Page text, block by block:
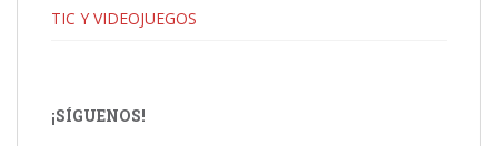
TIC Y VIDEOJUEGOS
¡SÍGUENOS!